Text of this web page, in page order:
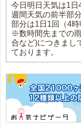
今日明日天気は1日
週間天気の前半部
部分は1日1回（4時
※数時間先までの
合など)につきまし
ております。